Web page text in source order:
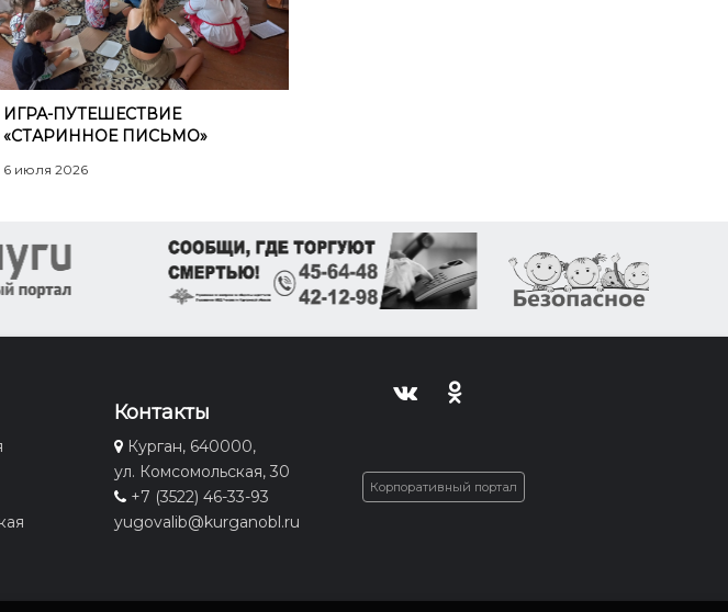
​ИГРА-ПУТЕШЕСТВИЕ
«СТАРИННОЕ ПИСЬМО»
6 июля 2026
Контакты
Курган, 640000,
ул. Комсомольская, 30
+7 (3522) 46-33-93
yugovalib@kurganobl.ru
Корпоративный портал